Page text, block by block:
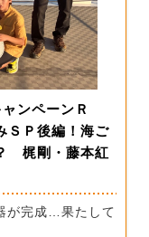
ンペーンＲ
ＳＰ後編！海ご
梶剛・藤本紅
が完成…果たして